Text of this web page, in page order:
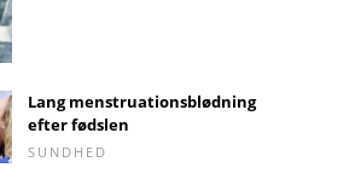
Lang menstruationsblødning
efter fødslen
SUNDHED